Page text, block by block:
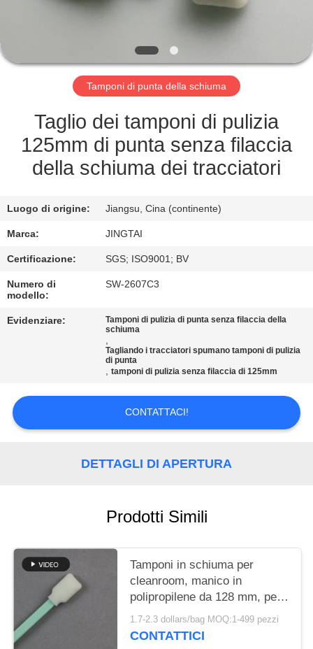
FABBRICA
CONTROLLO
DELLA
QUALITÀ
CONTATTACI
CASI
PREVENTIVO
PRIVACY
Tamponi di punta della schiuma
Taglio dei tamponi di pulizia
125mm di punta senza filaccia
della schiuma dei tracciatori
Luogo di origine: Jiangsu, Cina (continente)
Marca: JINGTAI
Certificazione: SGS; ISO9001; BV
Numero di
modello:
SW-2607C3
Evidenziare:
Tamponi di pulizia di punta senza filaccia della
schiuma
,
Tagliando i tracciatori spumano tamponi di pulizia
di punta
,tamponi di pulizia senza filaccia di 125mm
CONTATTACI!
DETTAGLI DI APERTURA
Prodotti Simili
Tamponi in schiuma per
cleanroom, manico in
polipropilene da 128 mm, per
la manutenzione delle
stampanti
1.7-2.3 dollars/bag MOQ:1-499 pezzi
CONTATTICI